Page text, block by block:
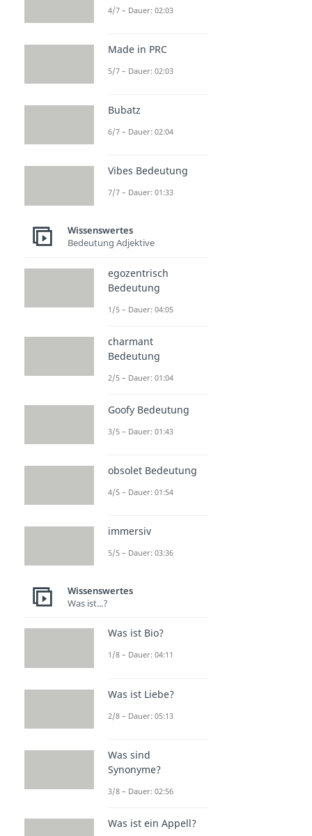
4/7 – Dauer: 02:03
Made in PRC
5/7 – Dauer: 02:03
Bubatz
6/7 – Dauer: 02:04
Vibes Bedeutung
7/7 – Dauer: 01:33
Wissenswertes
Bedeutung Adjektive
egozentrisch
Bedeutung
1/5 – Dauer: 04:05
charmant
Bedeutung
2/5 – Dauer: 01:04
Goofy Bedeutung
3/5 – Dauer: 01:43
obsolet Bedeutung
4/5 – Dauer: 01:54
immersiv
5/5 – Dauer: 03:36
Wissenswertes
Was ist...?
Was ist Bio?
1/8 – Dauer: 04:11
Was ist Liebe?
2/8 – Dauer: 05:13
Was sind
Synonyme?
3/8 – Dauer: 02:56
Was ist ein Appell?